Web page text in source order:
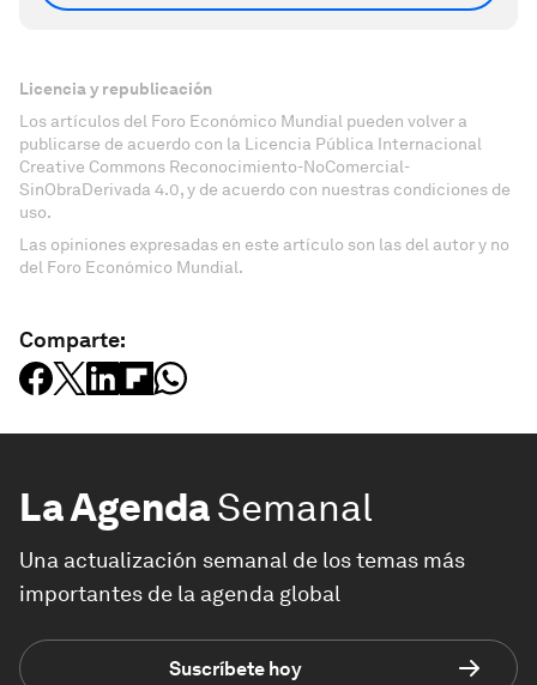
Licencia y republicación
Los artículos del Foro Económico Mundial pueden volver a
publicarse de acuerdo con la Licencia Pública Internacional
Creative Commons Reconocimiento-NoComercial-
SinObraDerivada 4.0, y de acuerdo con nuestras condiciones de
uso.
Las opiniones expresadas en este artículo son las del autor y no
del Foro Económico Mundial.
Comparte:
La AgendaSemanal
Una actualización semanal de los temas más
importantes de la agenda global
Suscríbete hoy